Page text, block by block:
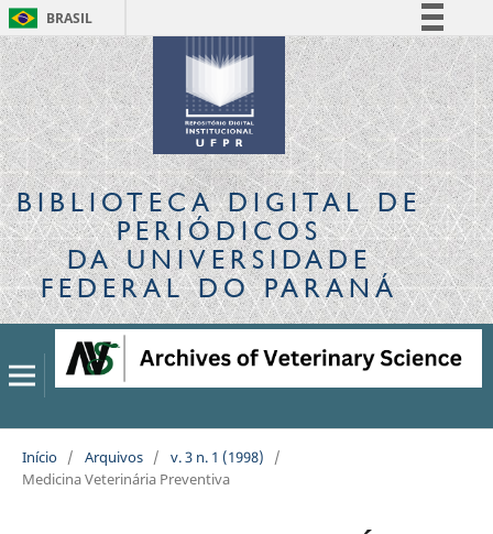
BRASIL
Simplifique!
Comunica BR
Participe
Acesso à informação
Legislação
Canais
BIBLIOTECA DIGITALDE
PERIÓDICOS
DA UNIVERSIDADE
FEDERAL DO PARANÁ
Início / Arquivos / v. 3 n. 1 (1998)
/
Medicina Veterinária Preventiva